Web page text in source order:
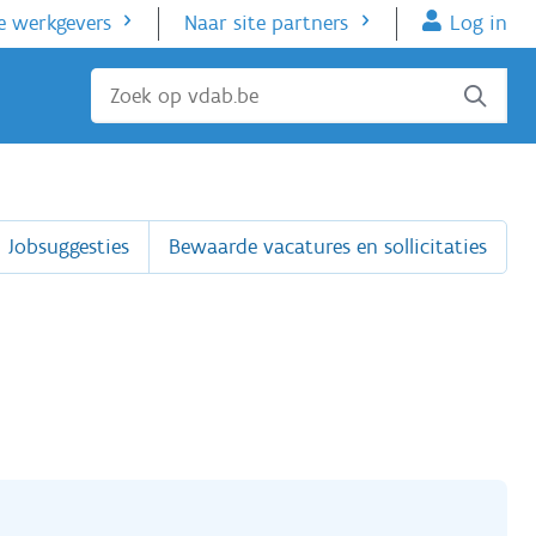
werkgevers Naar site partners Log in
Sluiten
Jobsuggesties Bewaarde vacatures en sollicitaties